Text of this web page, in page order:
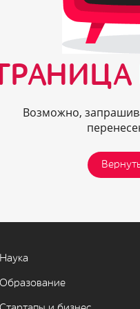
Возможно,
Наука
Образование